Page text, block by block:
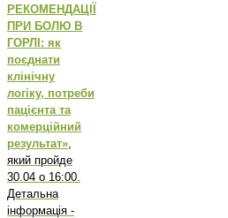
РЕКОМЕНДАЦІЇ
ПРИ БОЛЮ В
ГОРЛІ: як
поєднати
клінічну
логіку, потреби
пацієнта та
комерційний
результат»
який пройде
30.04 о 16:00.
Детальна
інформація -